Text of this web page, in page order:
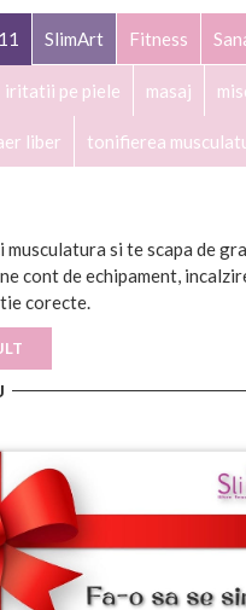
SlimArt Fitness
iritatii pe piele masaj
liber tonifierea
si te scapa de
cont de echipament,
corecte.